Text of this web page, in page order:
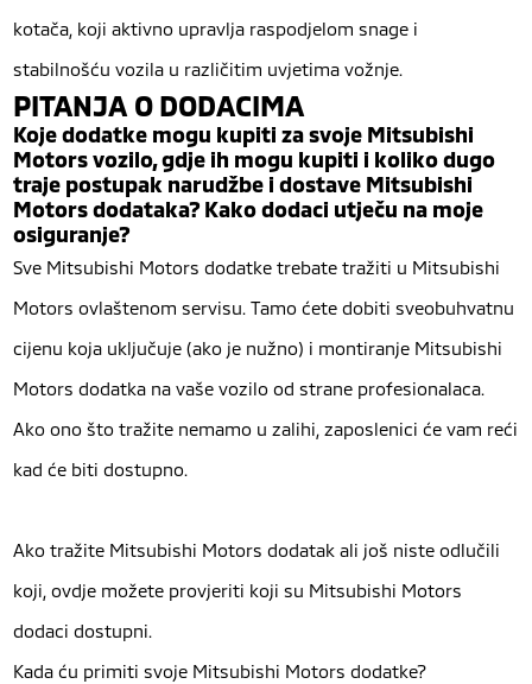
kotača, koji aktivno upravlja raspodjelom snage i
stabilnošću vozila u različitim uvjetima vožnje.
PITANJA O DODACIMA
Koje dodatke mogu kupiti za svoje Mitsubishi
Motors vozilo, gdje ih mogu kupiti i koliko dugo
traje postupak narudžbe i dostave Mitsubishi
Motors dodataka? Kako dodaci utječu na moje
osiguranje?
Sve Mitsubishi Motors dodatke trebate tražiti u Mitsubishi
Motors ovlaštenom servisu. Tamo ćete dobiti sveobuhvatnu
cijenu koja uključuje (ako je nužno) i montiranje Mitsubishi
Motors dodatka na vaše vozilo od strane profesionalaca.
Ako ono što tražite nemamo u zalihi, zaposlenici će vam reći
kad će biti dostupno.
Ako tražite Mitsubishi Motors dodatak ali još niste odlučili
koji, ovdje možete provjeriti koji su Mitsubishi Motors
dodaci dostupni.
Kada ću primiti svoje Mitsubishi Motors dodatke?